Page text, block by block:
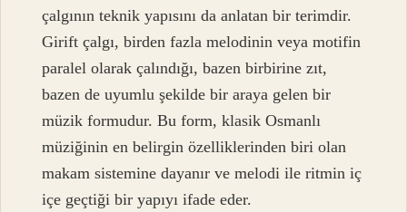
çalgının teknik yapısını da anlatan bir terimdir.
Girift çalgı, birden fazla melodinin veya motifin
paralel olarak çalındığı, bazen birbirine zıt,
bazen de uyumlu şekilde bir araya gelen bir
müzik formudur. Bu form, klasik Osmanlı
müziğinin en belirgin özelliklerinden biri olan
makam sistemine dayanır ve melodi ile ritmin iç
içe geçtiği bir yapıyı ifade eder.